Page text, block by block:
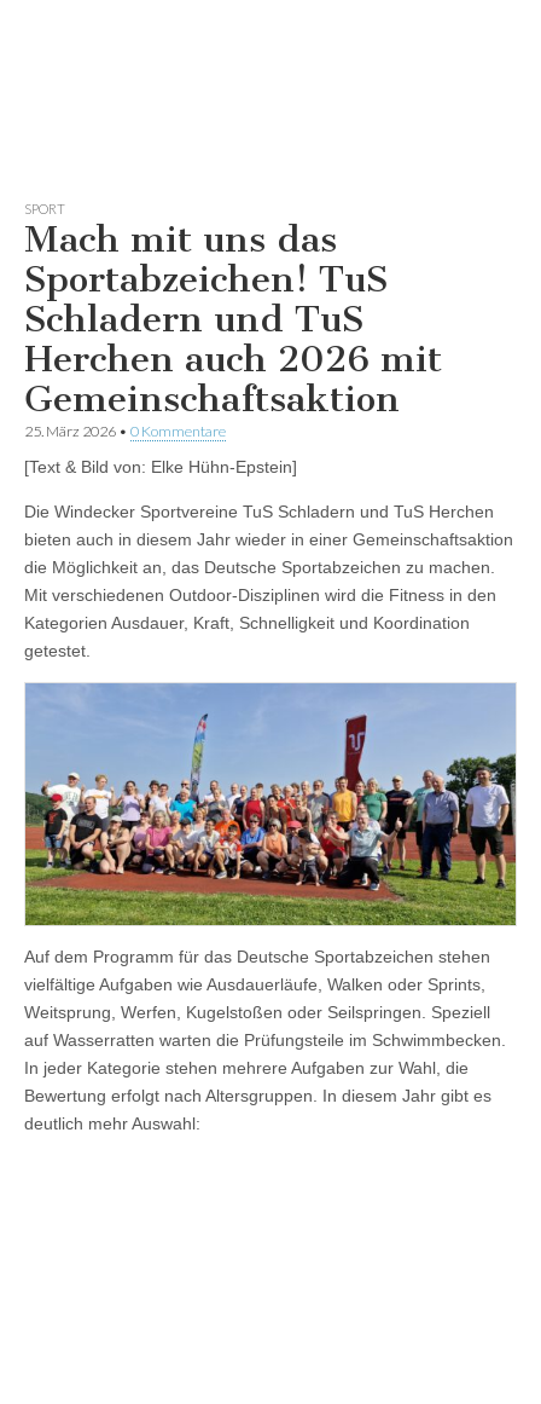
SPORT
Mach mit uns das
Sportabzeichen! TuS
Schladern und TuS
Herchen auch 2026 mit
Gemeinschaftsaktion
25. März 2026 • 0 Kommentare
[Text & Bild von: Elke Hühn-Epstein]
Die Windecker Sportvereine TuS Schladern und TuS Herchen
bieten auch in diesem Jahr wieder in einer Gemeinschaftsaktion
die Möglichkeit an, das Deutsche Sportabzeichen zu machen.
Mit verschiedenen Outdoor-Disziplinen wird die Fitness in den
Kategorien Ausdauer, Kraft, Schnelligkeit und Koordination
getestet.
Auf dem Programm für das Deutsche Sportabzeichen stehen
vielfältige Aufgaben wie Ausdauerläufe, Walken oder Sprints,
Weitsprung, Werfen, Kugelstoßen oder Seilspringen. Speziell
auf Wasserratten warten die Prüfungsteile im Schwimmbecken.
In jeder Kategorie stehen mehrere Aufgaben zur Wahl, die
Bewertung erfolgt nach Altersgruppen. In diesem Jahr gibt es
deutlich mehr Auswahl: